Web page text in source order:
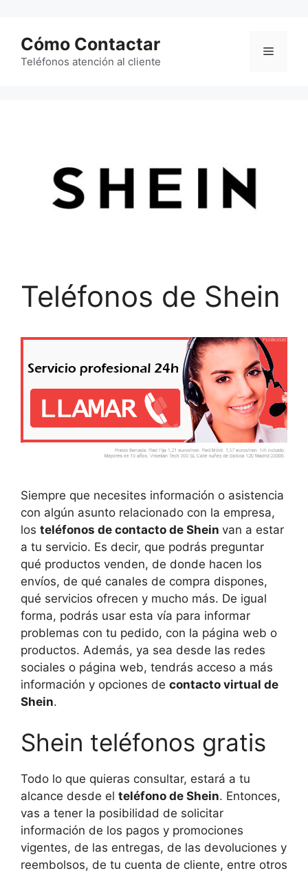
contenido
Cómo Contactar
Teléfonos atención al cliente
Menú
Teléfonos de Shein
Siempre que necesites información o asistencia
con algún asunto relacionado con la empresa,
los teléfonos de contacto de Shein van a estar
a tu servicio. Es decir, que podrás preguntar
qué productos venden, de donde hacen los
envíos, de qué canales de compra dispones,
qué servicios ofrecen y mucho más. De igual
forma, podrás usar esta vía para informar
problemas con tu pedido, con la página web o
productos. Además, ya sea desde las redes
sociales o página web, tendrás acceso a más
información y opciones de contacto virtual de
Shein.
Shein teléfonos gratis
Todo lo que quieras consultar, estará a tu
alcance desde el teléfono de Shein. Entonces,
vas a tener la posibilidad de solicitar
información de los pagos y promociones
vigentes, de las entregas, de las devoluciones y
reembolsos, de tu cuenta de cliente, entre otros